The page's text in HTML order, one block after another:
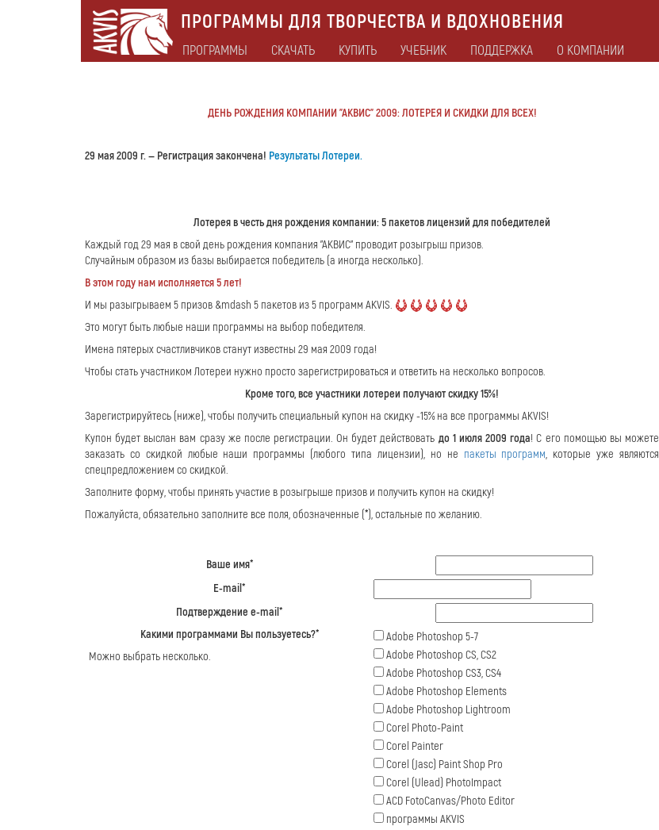
ПРОГРАММЫ ДЛЯ ТВОРЧЕСТВА И ВДОХНОВЕНИЯ
ПРОГРАММЫ СКАЧАТЬ КУПИТЬ УЧЕБНИК ПОДДЕРЖКА О КОМПАНИИ
ДЕНЬ РОЖДЕНИЯ КОМПАНИИ "АКВИС" 2009: ЛОТЕРЕЯ И СКИДКИ ДЛЯ ВСЕХ!
29 мая 2009 г. — Регистрация закончена! Результаты Лотереи.
Лотерея в честь дня рождения компании: 5 пакетов лицензий для победителей
Каждый год 29 мая в свой день рождения компания "АКВИС" проводит розыгрыш призов.
Случайным образом из базы выбирается победитель (а иногда несколько).
В этом году нам исполняется 5 лет!
И мы разыгрываем 5 призов &mdash 5 пакетов из 5 программ AKVIS.
Это могут быть любые наши программы на выбор победителя.
Имена пятерых счастливчиков станут известны 29 мая 2009 года!
Чтобы стать участником Лотереи нужно просто зарегистрироваться и ответить на несколько вопросов.
Кроме того, все участники лотереи получают скидку 15%!
Зарегистрируйтесь (ниже), чтобы получить специальный купон на скидку -15% на все программы AKVIS!
Купон будет выслан вам сразу же после регистрации. Он будет действовать до 1 июля 2009 года! С его помощью вы можете
заказать со скидкой любые наши программы (любого типа лицензии), но не пакеты программ, которые уже являются
спецпредложением со скидкой.
Заполните форму, чтобы принять участие в розыгрыше призов и получить купон на скидку!
Пожалуйста, обязательно заполните все поля, обозначенные (*), остальные по желанию.
Ваше имя*
E-mail*
Подтверждение e-mail*
Какими программами Вы пользуетесь?*
Можно выбрать несколько.
Adobe Photoshop 5-7
Adobe Photoshop CS, CS2
Adobe Photoshop CS3, CS4
Adobe Photoshop Elements
Adobe Photoshop Lightroom
Corel Photo-Paint
Corel Painter
Corel (Jasc) Paint Shop Pro
Corel (Ulead) PhotoImpact
ACD FotoCanvas/Photo Editor
программы AKVIS